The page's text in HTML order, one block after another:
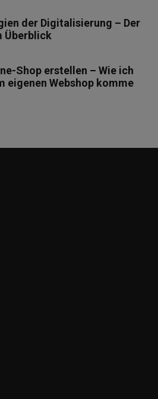
der Digitalisierung – Der
Überblick
Shop erstellen – Wie ich
eigenen Webshop komme